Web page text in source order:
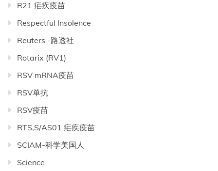
R21 疟疾疫苗
Respectful Insolence
Reuters -路透社
Rotarix (RV1)
RSV mRNA疫苗
RSV单抗
RSV疫苗
RTS,S/AS01 疟疾疫苗
SCIAM-科学美国人
Science